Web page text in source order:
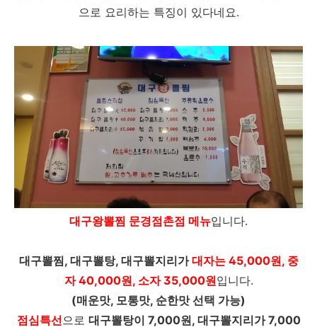
으로 요리하는 특징이 있다네요.
대구왕뽈찜 문경점촌점 메뉴입니다.
대구뽈찜, 대구뽈탕, 대구뽈지리가대자는 45,000원, 중
자 40,000원, 소자 35,000원입니다.
(매운맛, 모통맛, 순한맛 선택 가능)
점심특선으로 대구뽈탕이 7,000원, 대구뽈지리가 7,000